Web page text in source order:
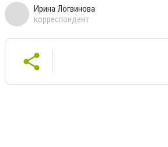
Ирина Логвинова
корреспондент